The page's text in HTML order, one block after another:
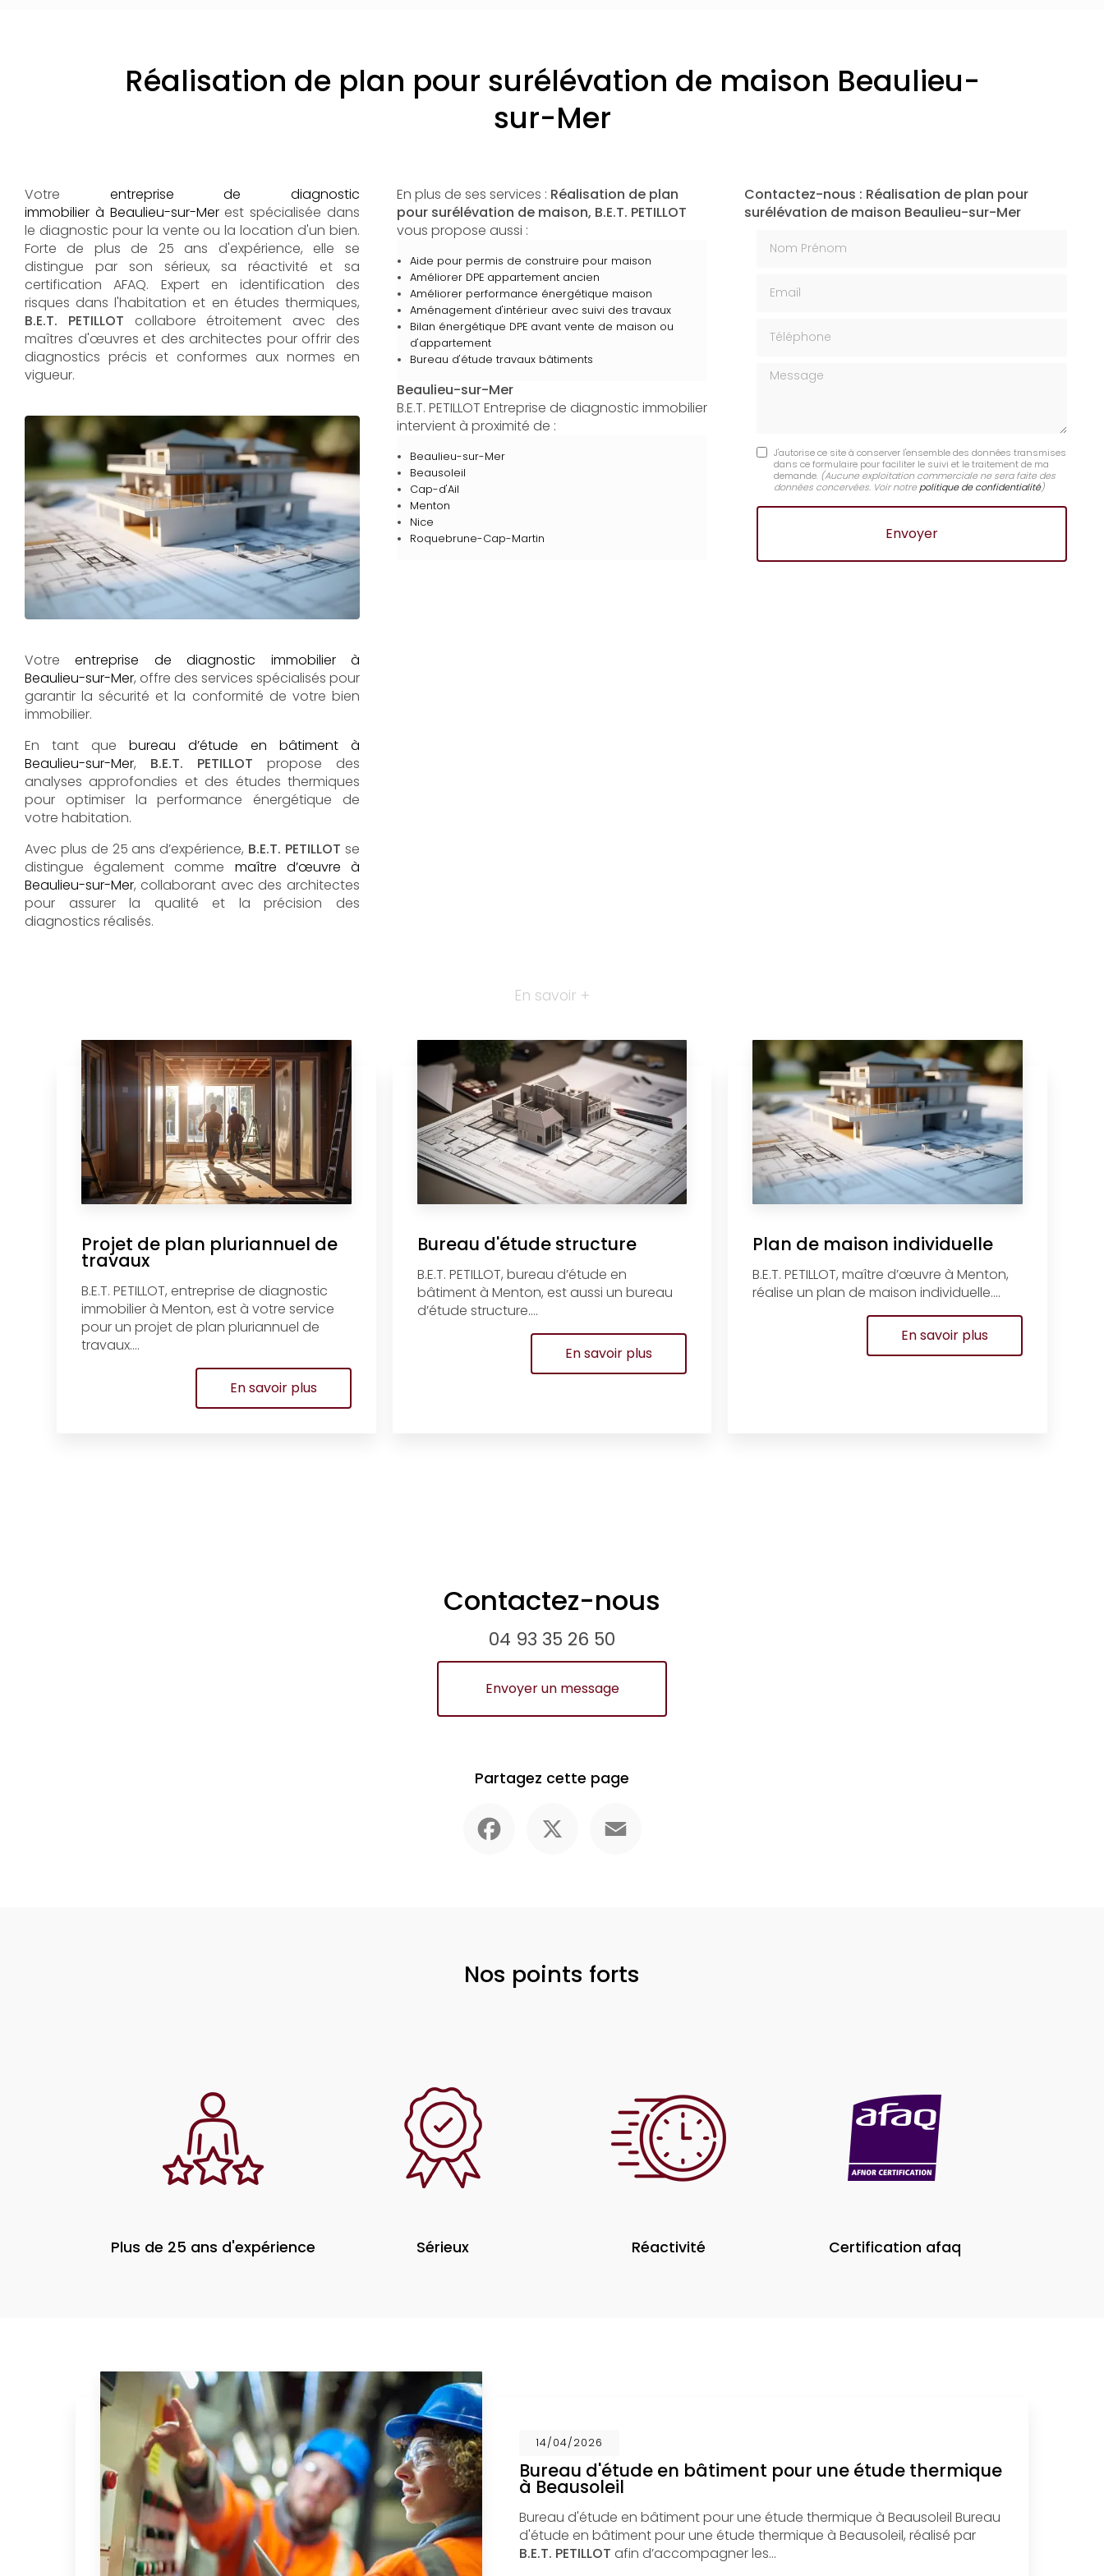
Réalisation de plan pour surélévation de maison Beaulieu-
sur-Mer
Votre entreprise de diagnostic
immobilier à Beaulieu-sur-Merest spécialisée dans
le diagnostic pour la vente ou la location d'un bien.
Forte de plus de 25 ans d'expérience, elle se
distingue par son sérieux, sa réactivité et sa
certification AFAQ. Expert en identification des
risques dans l'habitation et en études thermiques,
B.E.T. PETILLOT collabore étroitement avec des
maîtres d'œuvres et des architectes pour offrir des
diagnostics précis et conformes aux normes en
vigueur.
Votreentreprise de diagnostic immobilier à
Beaulieu-sur-Mer, offre des services spécialisés pour
garantir la sécurité et la conformité de votre bien
immobilier.
En tant que bureau d’étude en bâtiment à
Beaulieu-sur-Mer, B.E.T. PETILLOT propose des
analyses approfondies et des études thermiques
pour optimiser la performance énergétique de
votre habitation.
Avec plus de 25 ans d’expérience, B.E.T. PETILLOT se
distingue également comme maître d’œuvre à
Beaulieu-sur-Mer, collaborant avec des architectes
pour assurer la qualité et la précision des
diagnostics réalisés.
En plus de ses services : Réalisation de plan
pour surélévation de maison, B.E.T. PETILLOT
vous propose aussi :
Aide pour permis de construire pour maison
Améliorer DPE appartement ancien
Améliorer performance énergétique maison
Aménagement d'intérieur avec suivi des travaux
Bilan énergétique DPE avant vente de maison ou
d'appartement
Bureau d'étude travaux bâtiments
Beaulieu-sur-Mer
B.E.T. PETILLOT Entreprise de diagnostic immobilier
intervient à proximité de :
Beaulieu-sur-Mer
Beausoleil
Cap-d'Ail
Menton
Nice
Roquebrune-Cap-Martin
Contactez-nous : Réalisation de plan pour
surélévation de maison Beaulieu-sur-Mer
Message
J'autorise ce site à conserver l'ensemble des données transmises
dans ce formulaire pour faciliter le suivi et le traitement de ma
demande. (Aucune exploitation commerciale ne sera faite des
données concervées. Voir notre politique de confidentialité)
En savoir +
Projet de plan pluriannuel de
travaux
B.E.T. PETILLOT, entreprise de diagnostic
immobilier à Menton, est à votre service
pour un projet de plan pluriannuel de
travaux....
En savoir plus
Bureau d'étude structure
B.E.T. PETILLOT, bureau d’étude en
bâtiment à Menton, est aussi un bureau
d’étude structure....
En savoir plus
Plan de maison individuelle
B.E.T. PETILLOT, maître d’œuvre à Menton,
réalise un plan de maison individuelle....
En savoir plus
Contactez-nous
04 93 35 26 50
Envoyer un message
Partagez cette page
Nos points forts
Plus de 25 ans d'expérience Sérieux Réactivité Certification afaq
14/04/2026
Bureau d'étude en bâtiment pour une étude thermique
à Beausoleil
Bureau d'étude en bâtiment pour une étude thermique à Beausoleil Bureau
d'étude en bâtiment pour une étude thermique à Beausoleil, réalisé par
B.E.T. PETILLOT afin d’accompagner les…